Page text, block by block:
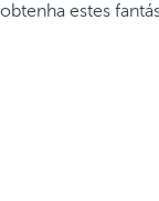
obtenha estes